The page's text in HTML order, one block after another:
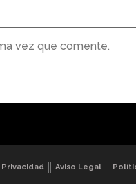
vez que comente.
Aviso Legal